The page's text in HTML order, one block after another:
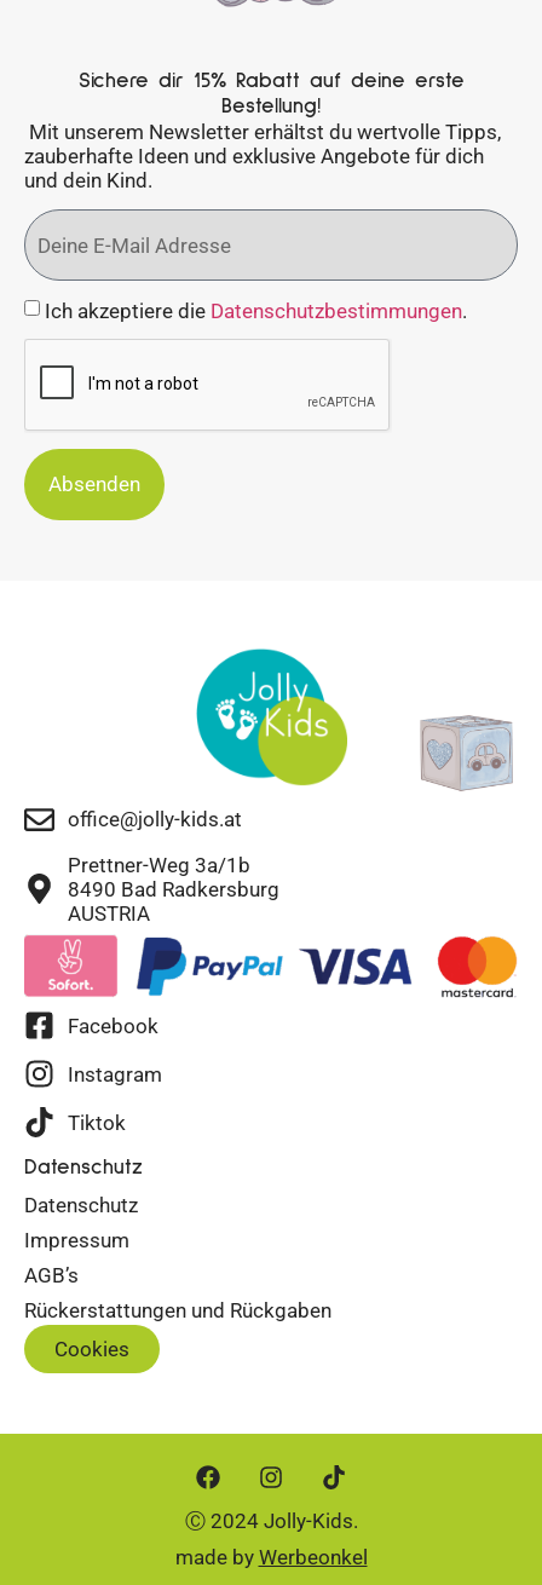
Sichere dir 15% Rabatt auf deine erste
Bestellung!
Mit unserem Newsletter erhältst du wertvolle Tipps,
zauberhafte Ideen und exklusive Angebote für dich
und dein Kind.
Ich akzeptiere die Datenschutzbestimmungen.
Absenden
office@jolly-kids.at
Prettner-Weg 3a/1b
8490 Bad Radkersburg
AUSTRIA
Facebook
Instagram
Tiktok
Datenschutz
Datenschutz
Impressum
AGB’s
Rückerstattungen und Rückgaben
Cookies
made by Werbeonkel
Ⓒ 2024 Jolly-Kids.